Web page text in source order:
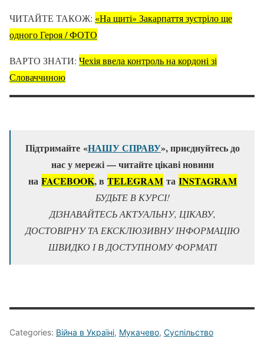
ЧИТАЙТЕ ТАКОЖ: «На щиті» Закарпаття зустріло ще
одного Героя / ФОТО
ВАРТО ЗНАТИ: Чехія ввела контроль на кордоні зі
Словаччиною
Підтримайте «НАШУ СПРАВУ», приєднуйтесь до
нас у мережі — читайте цікаві новини
на FACEBOOK, в TELEGRAM та ІNSTAGRAM
БУДЬТЕ В КУРСІ!
ДІЗНАВАЙТЕСЬ АКТУАЛЬНУ, ЦІКАВУ,
ДОСТОВІРНУ ТА ЕКСКЛЮЗИВНУ ІНФОРМАЦІЮ
ШВИДКО І В ДОСТУПНОМУ ФОРМАТІ
Categories: Війна в Україні, Мукачево, Суспільство